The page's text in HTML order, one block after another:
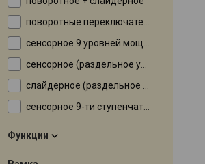
поворотные переключатели
сенсорное 9 уровней мощности
сенсорное (раздельное управление конфорками)
слайдерное (раздельное управление конфорками)
сенсорное 9-ти ступенчатая регулировка мощности
Функции